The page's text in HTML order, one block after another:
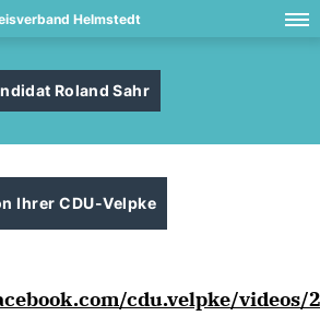
Helmstedt
Roland Sahr
Ihrer CDU-Velpke
cdu.velpke/videos/